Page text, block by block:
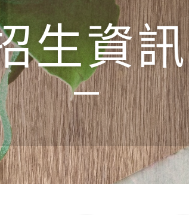
生資訊